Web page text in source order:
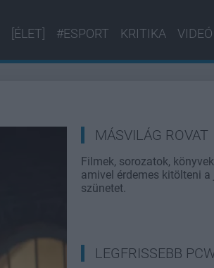
[ÉLET] #ESPORT KRITIKA VIDEÓ
MÁSVILÁG ROVAT
Filmek, sorozatok,
amivel érdemes kitölteni
szünetet.
LEGFRISSEBB